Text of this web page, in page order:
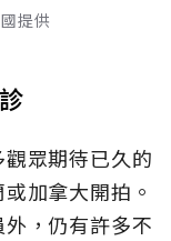
提供
眾期待已久的
加拿大開拍。
，仍有許多不